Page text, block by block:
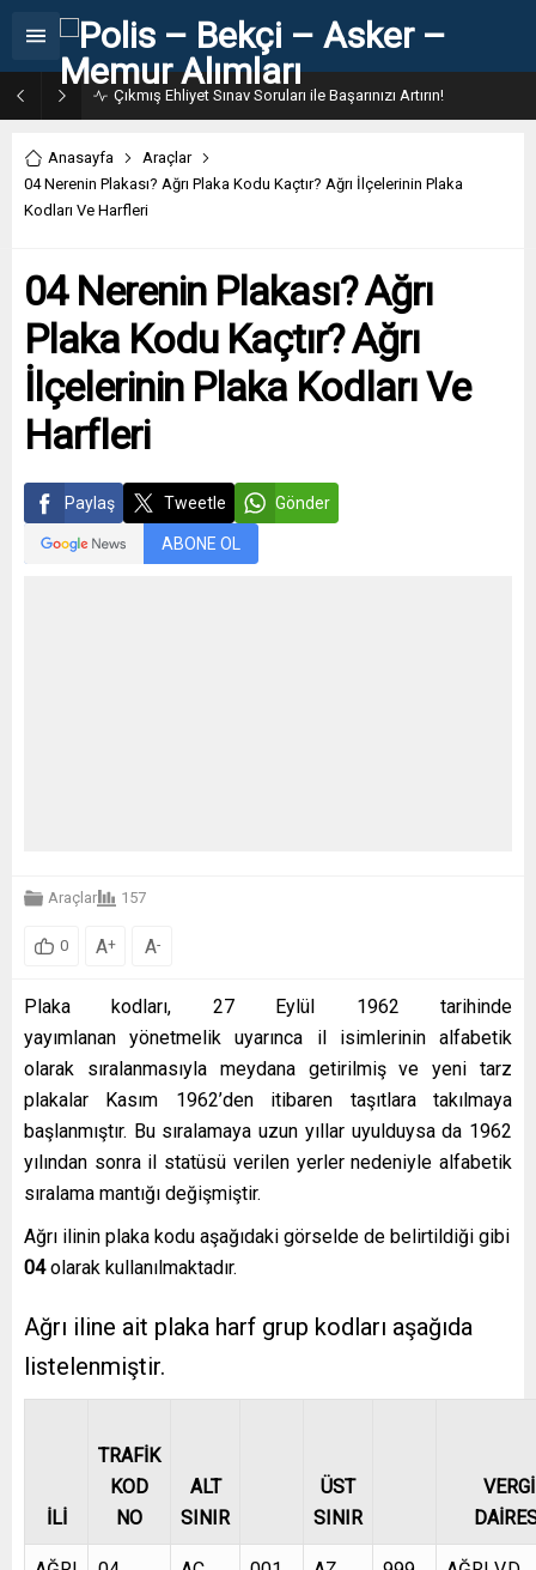
Çıkmış Ehliyet Sınav Soruları ile Başarınızı Artırın!
Anasayfa
Araçlar
04 Nerenin Plakası? Ağrı Plaka Kodu Kaçtır? Ağrı İlçelerinin Plaka
Kodları Ve Harfleri
04 Nerenin Plakası? Ağrı
Plaka Kodu Kaçtır? Ağrı
İlçelerinin Plaka Kodları Ve
Harfleri
Paylaş Tweetle Gönder
ABONE OL
Araçlar 157
0 A+ A-
Plaka kodları, 27 Eylül 1962 tarihinde
yayımlanan yönetmelik uyarınca il isimlerinin alfabetik
olarak sıralanmasıyla meydana getirilmiş ve yeni tarz
plakalar Kasım 1962’den itibaren taşıtlara takılmaya
başlanmıştır. Bu sıralamaya uzun yıllar uyulduysa da 1962
yılından sonra il statüsü verilen yerler nedeniyle alfabetik
sıralama mantığı değişmiştir.
Ağrı ilinin plaka kodu aşağıdaki görselde de belirtildiği gibi
04olarak kullanılmaktadır.
Ağrı iline ait plaka harf grup kodları aşağıda
listelenmiştir.
İLİ
TRAFİK
KOD
NO
ALT
SINIR
ÜST
SINIR
VERGİ